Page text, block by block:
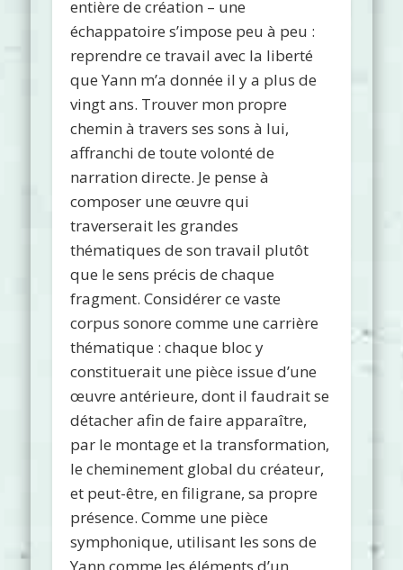
entière de création – une
échappatoire s’impose peu à peu :
reprendre ce travail avec la liberté
que Yann m’a donnée il y a plus de
vingt ans. Trouver mon propre
chemin à travers ses sons à lui,
affranchi de toute volonté de
narration directe. Je pense à
composer une œuvre qui
traverserait les grandes
thématiques de son travail plutôt
que le sens précis de chaque
fragment. Considérer ce vaste
corpus sonore comme une carrière
thématique : chaque bloc y
constituerait une pièce issue d’une
œuvre antérieure, dont il faudrait se
détacher afin de faire apparaître,
par le montage et la transformation,
le cheminement global du créateur,
et peut-être, en filigrane, sa propre
présence. Comme une pièce
symphonique, utilisant les sons de
Yann comme les éléments d’un